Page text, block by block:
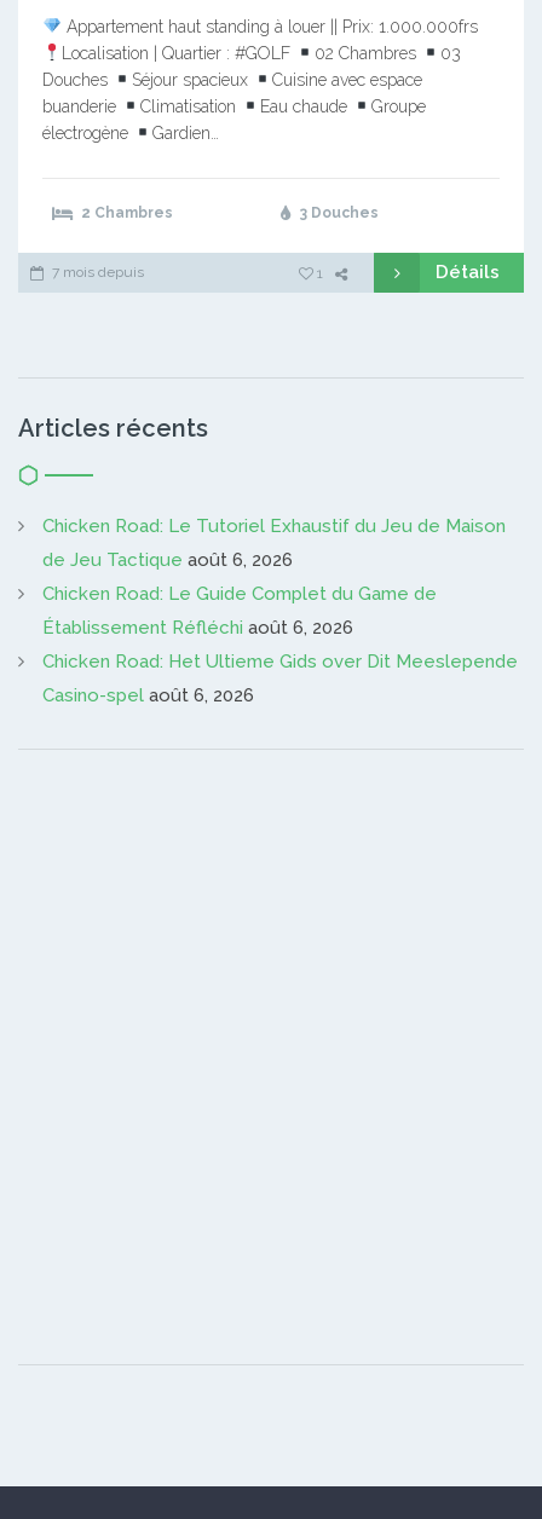
Appartement haut standing à louer || Prix: 1.000.000frs
Localisation | Quartier : #GOLF
02 Chambres
03
Douches
Séjour spacieux
Cuisine avec espace
buanderie
Climatisation Eau chaude
Groupe
électrogène
Gardien…
2 Chambres 3 Douches
7 mois depuis 1 Détails
Articles récents
Chicken Road: Le Tutoriel Exhaustif du Jeu de Maison
de Jeu Tactique août 6, 2026
Chicken Road: Le Guide Complet du Game de
Établissement Réfléchi août 6, 2026
Chicken Road: Het Ultieme Gids over Dit Meeslepende
Casino-spel août 6, 2026